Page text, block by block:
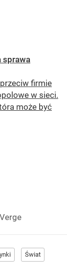
sprawa
przeciw firmie
w sieci.
może być
Świat